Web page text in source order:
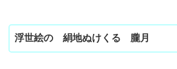
浮世絵の 絹地ぬけくる 朧月